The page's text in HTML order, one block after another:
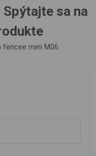
sa na
fencee mini M06